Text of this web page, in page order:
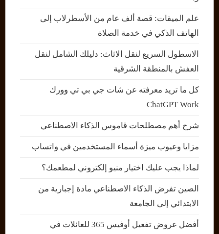
علم الميقات: قصة ألف عام من الأسطرلاب إلى
الهاتف الذكي في خدمة الصلاة
الاسطول السريع لنقل الاثاث: دليلك الشامل لنقل
العفش بالمنطقة الشرقية
كل ما تريد معرفته عن شات جي بي تي وورك
ChatGPT Work
شرح أهم مصطلحات قاموس الذكاء الاصطناعي
مزايا وعيوب ميزة أسماء المستخدمين في واتساب
لماذا يجب عليك اختيار منيو إلكتروني لمطعمك؟
الصين تفرض الذكاء الاصطناعي مادة إجبارية من
الابتدائي إلى الجامعة
أفضل عروض تفعيل أوفيس 365 للعائلات في